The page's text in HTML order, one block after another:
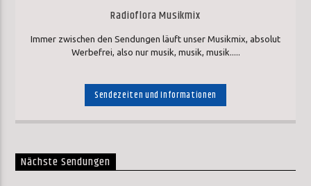
Radioflora Musikmix
Immer zwischen den Sendungen läuft unser Musikmix, absolut
Werbefrei, also nur musik, musik, musik.....
Sendezeiten und Informationen
Nächste Sendungen